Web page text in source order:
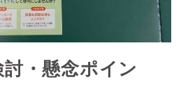
・懸念ポイン